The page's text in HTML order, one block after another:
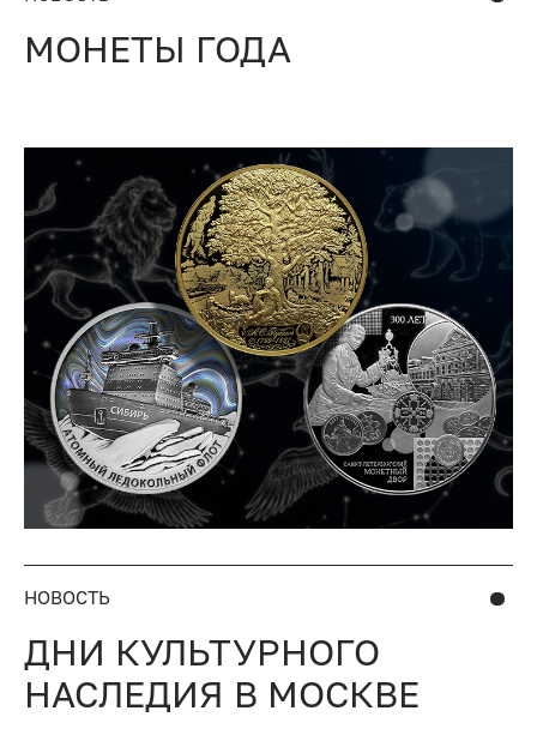
МОНЕТЫ ГОДА
НОВОСТЬ
ДНИ КУЛЬТУРНОГО
НАСЛЕДИЯ В МОСКВЕ